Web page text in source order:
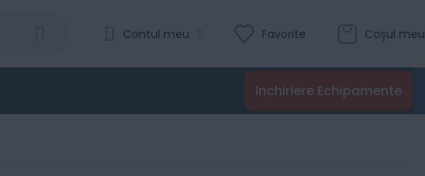
Coșul meu
Favorite
Contul meu
Inchiriere Echipamente